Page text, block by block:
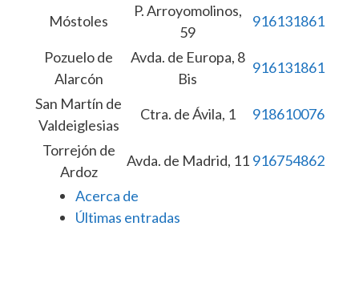
Móstoles
P. Arroyomolinos,
59
916131861
Pozuelo de
Alarcón
Avda. de Europa, 8
Bis
916131861
San Martín de
Valdeiglesias
Ctra. de Ávila, 1 918610076
Torrejón de
Ardoz
Avda. de Madrid, 11 916754862
Acerca de
Últimas entradas